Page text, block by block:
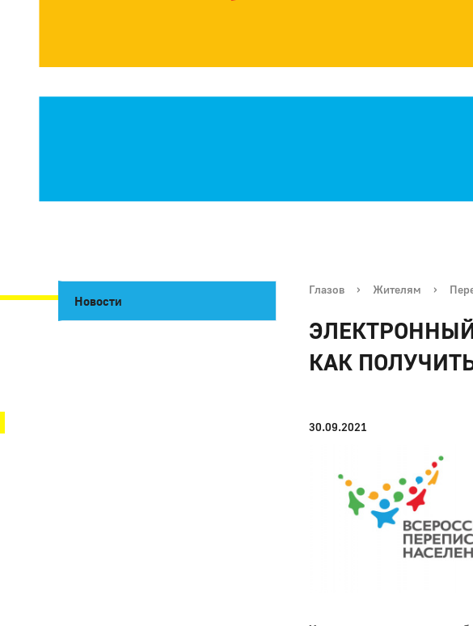
Новости
Глазов › Жителям ›
КАК
30.09.2021